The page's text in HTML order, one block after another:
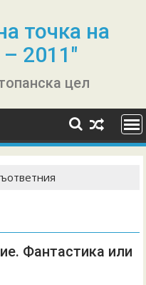
точка на
– 2011"
цел
Фантастика или